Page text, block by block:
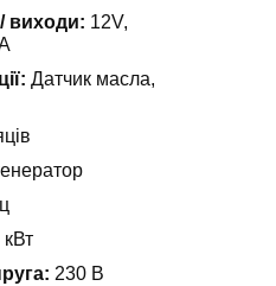
виходи: 12V,
Датчик масла,
230 В